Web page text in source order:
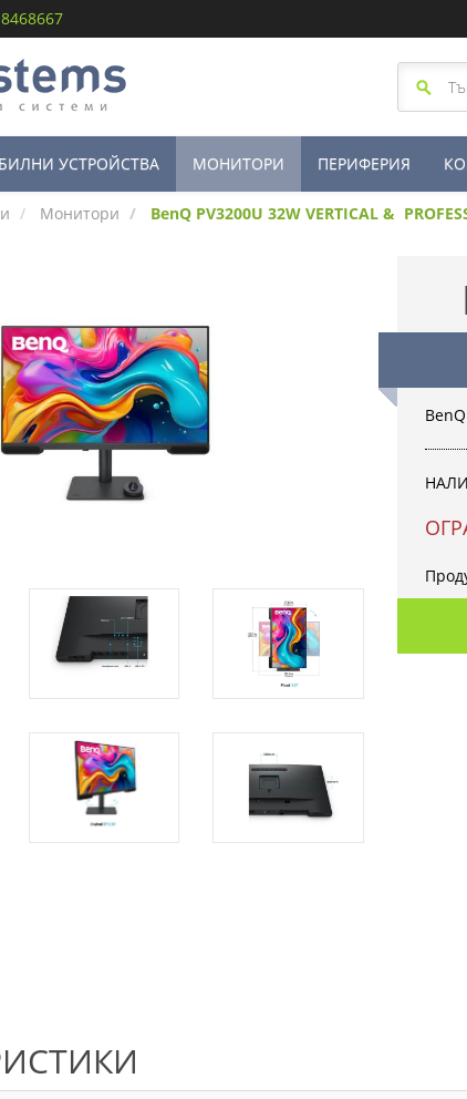
УСТРОЙСТВА МОНИТОРИ ПЕРИФЕРИЯ
Монитори BenQ PV3200U 32W VERTICAL &